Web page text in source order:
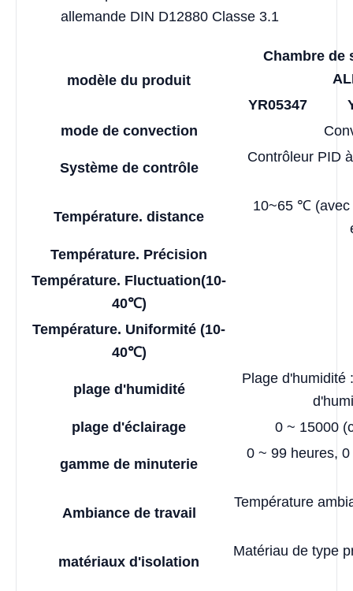
allemande DIN D12880 Classe 3.1
modèle du produit
Chambre
YR05347
mode de convection
Système de contrôle
Contrôleur PID
Température. distance
10~65 ℃
Température. Précision
Température. Fluctuation(10-
40℃)
Température. Uniformité (10-
40℃)
plage d'humidité
Plage d'humidité
plage d'éclairage
0 ~ 15000
gamme de minuterie
0 ~ 99 heures,
Ambiance de travail
Température
matériaux d'isolation
Matériau de type